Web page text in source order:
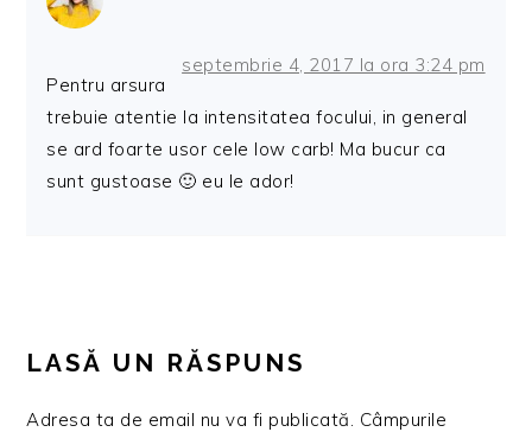
septembrie 4, 2017 la ora 3:24 pm
Pentru arsura
trebuie atentie la intensitatea focului, in general
se ard foarte usor cele low carb! Ma bucur ca
sunt gustoase 🙂 eu le ador!
LASĂ UN RĂSPUNS
Adresa ta de email nu va fi publicată. Câmpurile